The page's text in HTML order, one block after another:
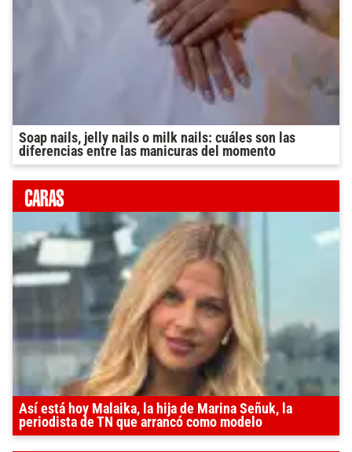
Soap nails, jelly nails o milk nails: cuáles son las
diferencias entre las manicuras del momento
Así está hoy Malaika, la hija de Marina Señuk, la
periodista de TN que arrancó como modelo